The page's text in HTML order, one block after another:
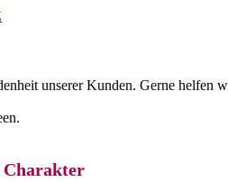
unserer Kunden. Gerne helfen
Charakter